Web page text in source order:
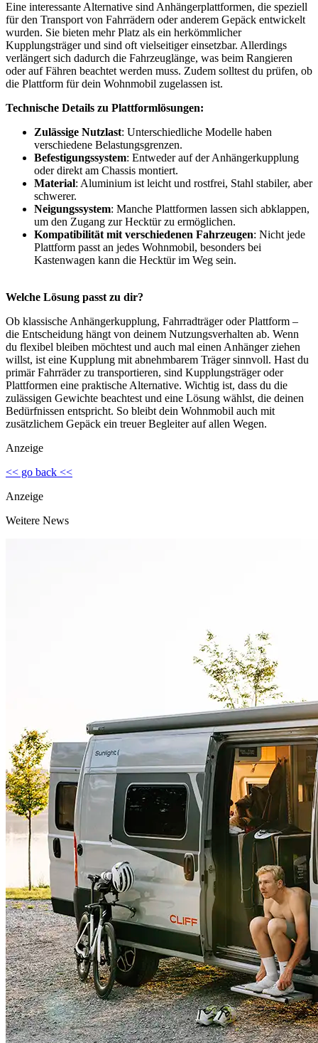
Eine interessante Alternative sind Anhängerplattformen, die speziell
für den Transport von Fahrrädern oder anderem Gepäck entwickelt
wurden. Sie bieten mehr Platz als ein herkömmlicher
Kupplungsträger und sind oft vielseitiger einsetzbar. Allerdings
verlängert sich dadurch die Fahrzeuglänge, was beim Rangieren
oder auf Fähren beachtet werden muss. Zudem solltest du prüfen, ob
die Plattform für dein Wohnmobil zugelassen ist.
Technische Details zu Plattformlösungen:
Zulässige Nutzlast: Unterschiedliche Modelle haben
verschiedene Belastungsgrenzen.
Befestigungssystem: Entweder auf der Anhängerkupplung
oder direkt am Chassis montiert.
Material: Aluminium ist leicht und rostfrei, Stahl stabiler, aber
schwerer.
Neigungssystem: Manche Plattformen lassen sich abklappen,
um den Zugang zur Hecktür zu ermöglichen.
Kompatibilität mit verschiedenen Fahrzeugen: Nicht jede
Plattform passt an jedes Wohnmobil, besonders bei
Kastenwagen kann die Hecktür im Weg sein.
Welche Lösung passt zu dir?
Ob klassische Anhängerkupplung, Fahrradträger oder Plattform –
die Entscheidung hängt von deinem Nutzungsverhalten ab. Wenn
du flexibel bleiben möchtest und auch mal einen Anhänger ziehen
willst, ist eine Kupplung mit abnehmbarem Träger sinnvoll. Hast du
primär Fahrräder zu transportieren, sind Kupplungsträger oder
Plattformen eine praktische Alternative. Wichtig ist, dass du die
zulässigen Gewichte beachtest und eine Lösung wählst, die deinen
Bedürfnissen entspricht. So bleibt dein Wohnmobil auch mit
zusätzlichem Gepäck ein treuer Begleiter auf allen Wegen.
Anzeige
<< go back <<
Anzeige
Weitere News